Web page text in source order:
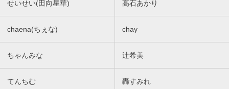
せいせい(田向星華) 髙石あかり
chaena(ちぇな) chay
ちゃんみな 辻希美
てんちむ 轟すみれ